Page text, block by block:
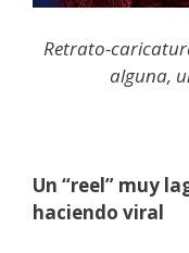
Retrato-
alguna,
Un “reel” muy
haciendo viral